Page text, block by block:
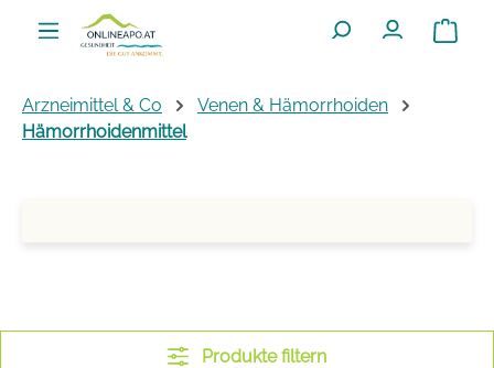
Zum Hauptinhalt springen
Arzneimittel & Co
Venen & Hämorrhoiden
Hämorrhoidenmittel
Produkte filtern